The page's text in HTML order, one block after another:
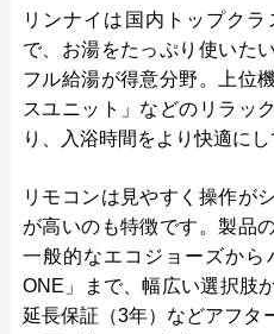
リンナイは国内トップク
で、お湯をたっぷり使いた
フル給湯が得意分野。上位
スユニット」などのリラッ
り、入浴時間をより快適にし
リモコンは見やすく操作が
が高いのも特徴です。製品
一般的なエコジョーズか
ONE」まで、幅広い選択肢
延長保証（3年）などアフタ